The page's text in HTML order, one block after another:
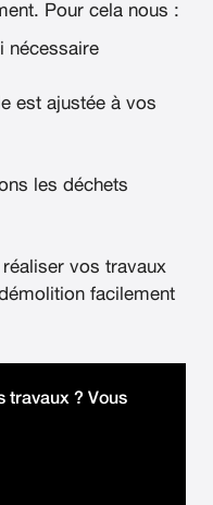
Pour cela nous :
nécessaire
est ajustée à vos
les déchets
vos travaux
facilement
travaux ? Vous